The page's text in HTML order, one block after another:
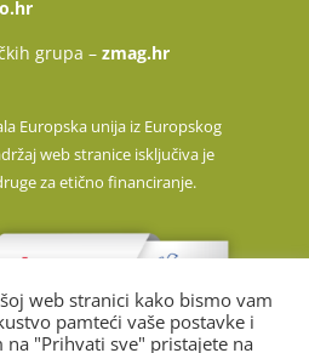
grupa – zmag.hr
Europska unija iz Europskog
web stranice isključiva je
za etično financiranje.
web stranici kako bismo vam
pamteći vaše postavke i
"Prihvati sve" pristajete na